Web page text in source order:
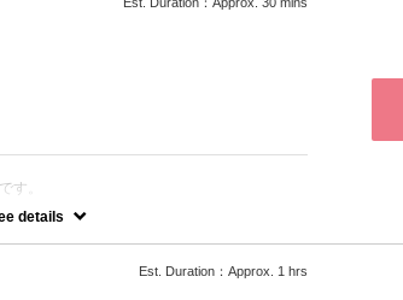
す。
と大人気です☆たるみ改善、むくみ改善！ マ
フトアップ♪ 口角が上がり笑顔美人へ グググ
details
Est. Duration：Approx. 1 hrs